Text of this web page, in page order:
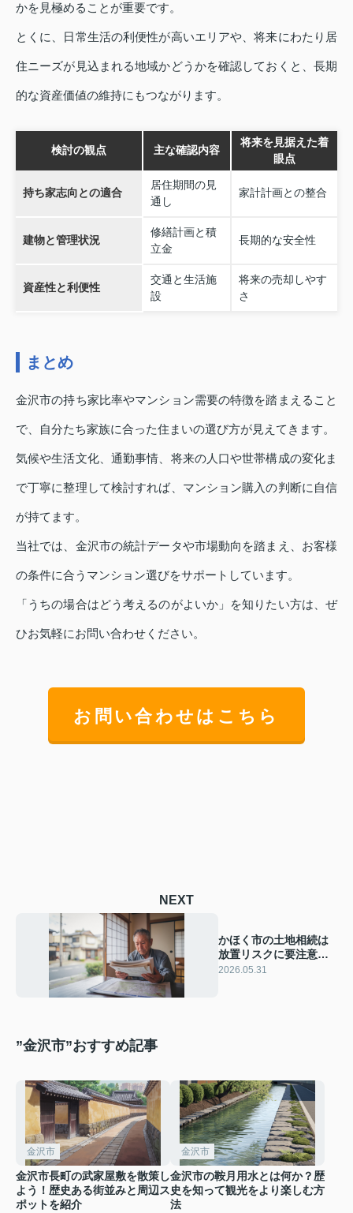
かを見極めることが重要です。
とくに、日常生活の利便性が高いエリアや、将来にわたり居
住ニーズが見込まれる地域かどうかを確認しておくと、長期
的な資産価値の維持にもつながります。
検討の観点 主な確認内容
将来を見据えた着
眼点
持ち家志向との適合
居住期間の見
通し
家計計画との整合
建物と管理状況
修繕計画と積
立金
長期的な安全性
資産性と利便性
交通と生活施
設
将来の売却しやす
さ
まとめ
金沢市の持ち家比率やマンション需要の特徴を踏まえること
で、自分たち家族に合った住まいの選び方が見えてきます。
気候や生活文化、通勤事情、将来の人口や世帯構成の変化ま
で丁寧に整理して検討すれば、マンション購入の判断に自信
が持てます。
当社では、金沢市の統計データや市場動向を踏まえ、お客様
の条件に合うマンション選びをサポートしています。
「うちの場合はどう考えるのがよいか」を知りたい方は、ぜ
ひお気軽にお問い合わせください。
お問い合わせはこちら
NEXT
かほく市の土地相続は
放置リスクに要注意！
所有者不明化や固定資
2026.05.31
”金沢市”おすすめ記事
金沢市
金沢市長町の武家屋敷を散策し
よう！歴史ある街並みと周辺ス
ポットを紹介
金沢市
金沢市の鞍月用水とは何か？歴
史を知って観光をより楽しむ方
法